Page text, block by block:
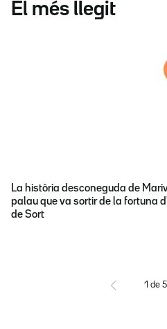
El més llegit
La història desconeguda de
palau que va sortir de la fortuna
de Sort
1 de 5